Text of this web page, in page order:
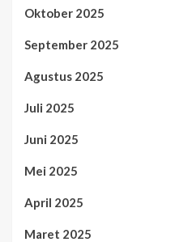
Oktober 2025
September 2025
Agustus 2025
Juli 2025
Juni 2025
Mei 2025
April 2025
Maret 2025